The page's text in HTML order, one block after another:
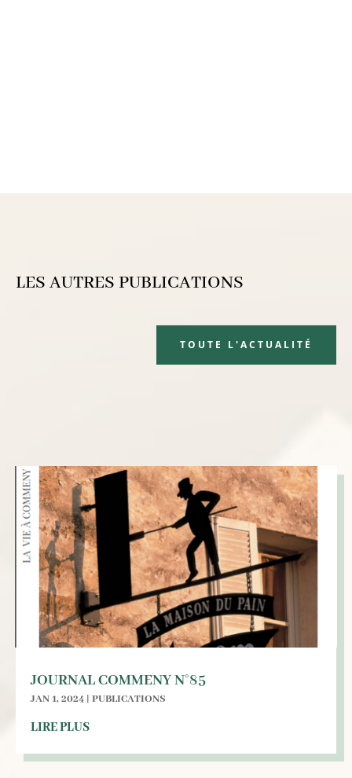
LES AUTRES PUBLICATIONS
TOUTE L'ACTUALITÉ
JOURNAL COMMENY N°85
JAN 1, 2024 | PUBLICATIONS
LIRE PLUS